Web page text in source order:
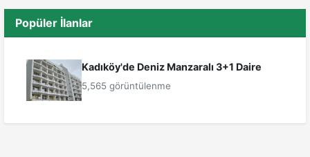
Popüler İlanlar
Kadıköy'de Deniz Manzaralı 3+1 Daire
5,565 görüntülenme